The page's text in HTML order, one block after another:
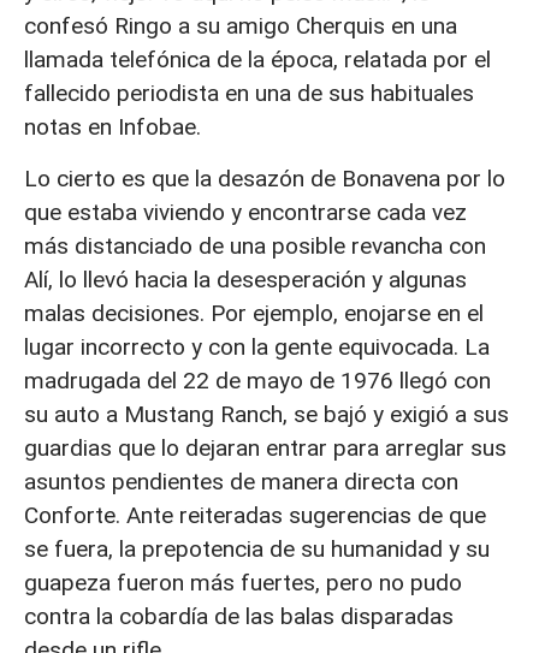
confesó Ringo a su amigo Cherquis en una
llamada telefónica de la época, relatada por el
fallecido periodista en una de sus habituales
notas en Infobae.
Lo cierto es que la desazón de Bonavena por lo
que estaba viviendo y encontrarse cada vez
más distanciado de una posible revancha con
Alí, lo llevó hacia la desesperación y algunas
malas decisiones. Por ejemplo, enojarse en el
lugar incorrecto y con la gente equivocada. La
madrugada del 22 de mayo de 1976 llegó con
su auto a Mustang Ranch, se bajó y exigió a sus
guardias que lo dejaran entrar para arreglar sus
asuntos pendientes de manera directa con
Conforte. Ante reiteradas sugerencias de que
se fuera, la prepotencia de su humanidad y su
guapeza fueron más fuertes, pero no pudo
contra la cobardía de las balas disparadas